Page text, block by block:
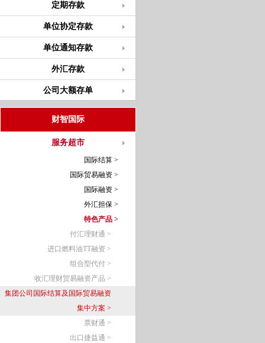
定期存款
单位协定存款
单位通知存款
外汇存款
公司大额存单
财智国际
服务超市
国际结算 >
国际贸易融资 >
国际融资 >
外汇担保 >
特色产品 >
付汇理财通 >
进口燃料油TT融资 >
组合型代付 >
收汇理财贸易融资产品 >
集团公司国际结算及国际贸易融资
集中方案 >
票财通 >
出口捷益通 >